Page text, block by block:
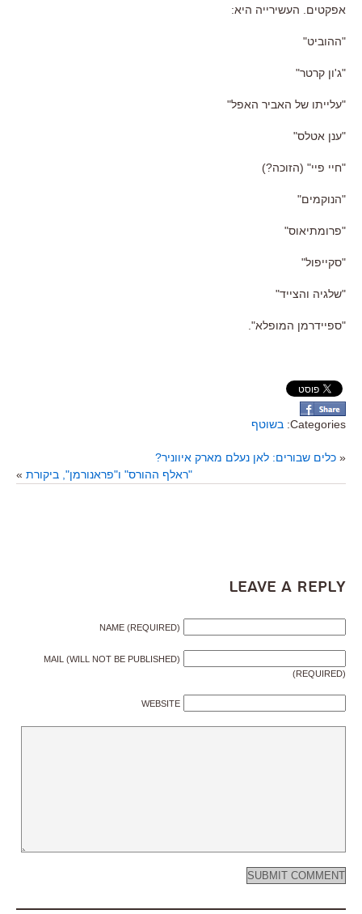
אפקטים. העשירייה היא:
"ההוביט"
"ג'ון קרטר"
"עלייתו של האביר האפל"
"ענן אטלס"
"חיי פיי" (הזוכה?)
"הנוקמים"
"פרומתיאוס"
"סקייפול"
"שלגיה והצייד"
"ספיידרמן המופלא".
Categories: בשוטף
« כלים שבורים: לאן נעלם מארק איווניר?
"ראלף ההורס" ו"פראנורמן", ביקורת »
Leave a Reply
NAME (REQUIRED)
MAIL (WILL NOT BE PUBLISHED)
(REQUIRED)
WEBSITE